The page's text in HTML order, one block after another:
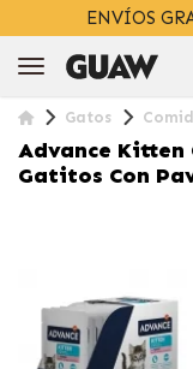
ENVÍOS
Gatos
Advance Kitten
Gatitos Con